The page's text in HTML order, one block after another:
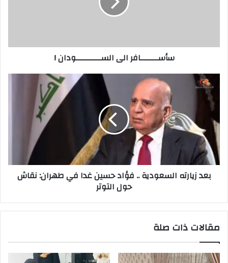
سأســـــــافر الى الســــــــــودان !
زيارته
السعودية
فؤاد
حسين
غدا
في
طهران:
نقاشبعد زيارته السعودية .. فؤاد حسين غدا في طهران: نقاش
حول التوتر
مقالات ذات صلة